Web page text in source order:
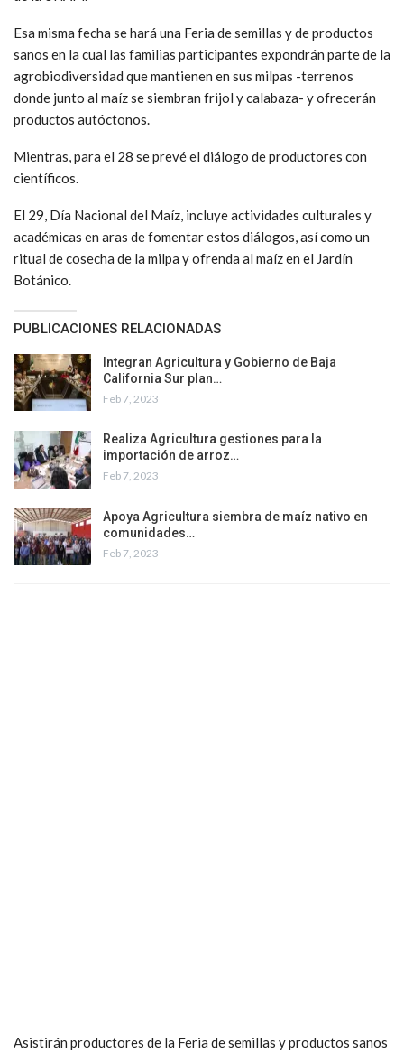
Esa misma fecha se hará una Feria de semillas y de productos
sanos en la cual las familias participantes expondrán parte de la
agrobiodiversidad que mantienen en sus milpas -terrenos
donde junto al maíz se siembran frijol y calabaza- y ofrecerán
productos autóctonos.
Mientras, para el 28 se prevé el diálogo de productores con
científicos.
El 29, Día Nacional del Maíz, incluye actividades culturales y
académicas en aras de fomentar estos diálogos, así como un
ritual de cosecha de la milpa y ofrenda al maíz en el Jardín
Botánico.
PUBLICACIONES RELACIONADAS
Integran Agricultura y Gobierno de Baja
California Sur plan…
Feb 7, 2023
Realiza Agricultura gestiones para la
importación de arroz…
Feb 7, 2023
Apoya Agricultura siembra de maíz nativo en
comunidades…
Feb 7, 2023
Asistirán productores de la Feria de semillas y productos sanos